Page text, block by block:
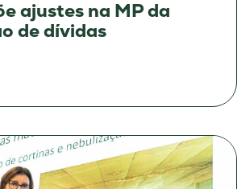
ajustes na MP da
de dívidas